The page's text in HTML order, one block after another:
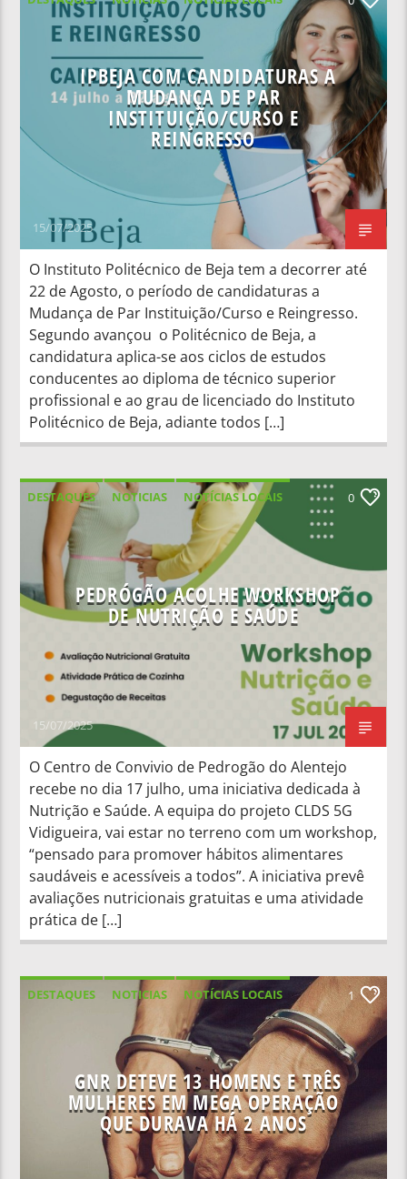
NOTÍCIAS NACIONAIS
IPBEJA COM CANDIDATURAS A
MUDANÇA DE PAR
INSTITUIÇÃO/CURSO E
REINGRESSO
15/07/2025
O Instituto Politécnico de Beja tem a decorrer até
22 de Agosto, o período de candidaturas a
Mudança de Par Instituição/Curso e Reingresso.
Segundo avançou o Politécnico de Beja, a
candidatura aplica-se aos ciclos de estudos
conducentes ao diploma de técnico superior
profissional e ao grau de licenciado do Instituto
Politécnico de Beja, adiante todos […]
DESTAQUES NOTICIAS
NOTÍCIAS LOCAIS
NOTÍCIAS NACIONAIS
0
PEDRÓGÃO ACOLHE WORKSHOP
DE NUTRIÇÃO E SAÚDE
15/07/2025
O Centro de Convivio de Pedrogão do Alentejo
recebe no dia 17 julho, uma iniciativa dedicada à
Nutrição e Saúde. A equipa do projeto CLDS 5G
Vidigueira, vai estar no terreno com um workshop,
“pensado para promover hábitos alimentares
saudáveis e acessíveis a todos”. A iniciativa prevê
avaliações nutricionais gratuitas e uma atividade
prática de […]
DESTAQUES NOTICIAS
NOTÍCIAS LOCAIS
NOTÍCIAS NACIONAIS
1
GNR DETEVE 13 HOMENS E TRÊS
MULHERES EM MEGA OPERAÇÃO
QUE DURAVA HÁ 2 ANOS